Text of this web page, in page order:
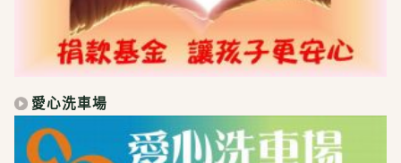
愛心洗車場